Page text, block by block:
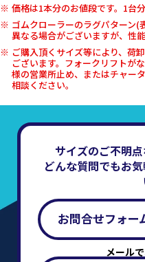
価格は1本分のお値段です。1台
ゴムクローラーのラグパターン(
異なる場合がございますが、性
ご購入頂くサイズ等により、荷
ございます。フォークリフトが
様の営業所止め、またはチャー
相談ください。
サイズのご不明
どんな質問でもお
お問合せフォー
メール